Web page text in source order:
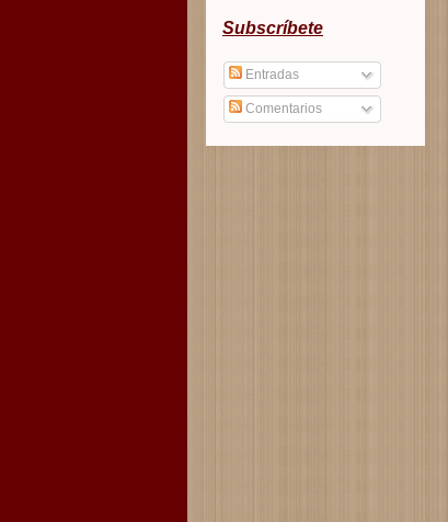
Subscríbete
Entradas
Comentarios